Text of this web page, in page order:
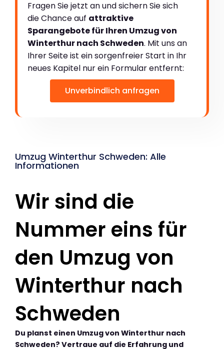
Fragen Sie jetzt an und sichern Sie sich
die Chance auf attraktive
Sparangebote für Ihren Umzug von
Winterthur nach Schweden. Mit uns an
Ihrer Seite ist ein sorgenfreier Start in Ihr
neues Kapitel nur ein Formular entfernt:
Unverbindlich anfragen
Umzug Winterthur Schweden: Alle
Informationen
Wir sind die
Nummer eins für
den Umzug von
Winterthur nach
Schweden
Du planst einen Umzug von Winterthur nach
Schweden? Vertraue auf die Erfahrung und